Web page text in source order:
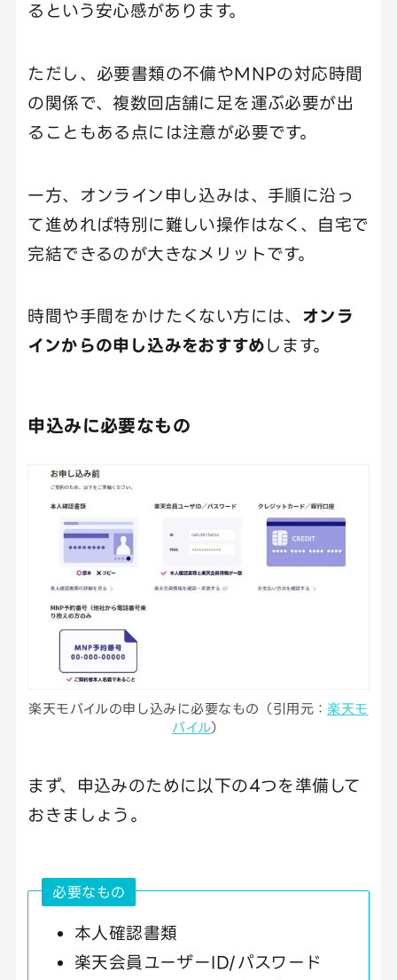
るという安心感があります。
ただし、必要書類の不備やMNPの対応時間
の関係で、複数回店舗に足を運ぶ必要が出
ることもある点には注意が必要です。
一方、オンライン申し込みは、手順に沿っ
て進めれば特別に難しい操作はなく、自宅で
完結できるのが大きなメリットです。
時間や手間をかけたくない方には、 オンラ
インからの申し込みをおすすめします。
申込みに必要なもの
楽天モバイルの申し込みに必要なもの（引用元： 楽天モ
バイル）
まず、申込みのために以下の4つを準備して
おきましょう。
必要なもの
本人確認書類
楽天会員ユーザーID/パスワード